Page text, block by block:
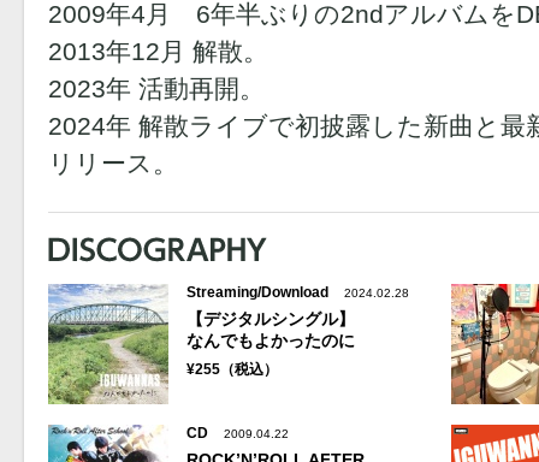
2009年4月 6年半ぶりの2ndアルバムを
2013年12月 解散。
2023年 活動再開。
2024年 解散ライブで初披露した新曲と最
リリース。
Streaming/Download 2024.02.28
【デジタルシングル】
なんでもよかったのに
¥255（税込）
CD 2009.04.22